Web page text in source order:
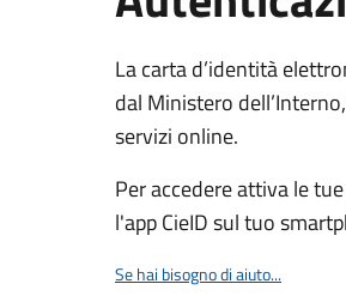
La carta d’identità
dal Ministero
servizi online.
Per accedere attiva le
l'app CieID sul tuo
Se hai bisogno di aiuto...